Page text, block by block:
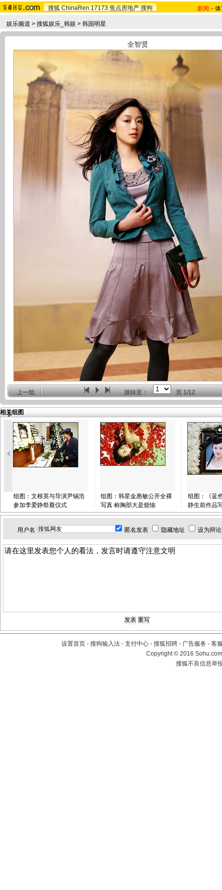
搜狐 ChinaRen 17173 焦点房地产 搜狗 新闻 -
娱乐频道 > 搜狐娱乐_韩娱 > 韩国明星
全智贤
上一组 跳转至： 页1/12
相关组图
组图：文根英与导演尹锡浩
参加李爱静祭奠仪式
组图：韩星金惠敏公开全裸
写真 称胸部大是烦恼
组图：《蓝
静生前作品
用户名 匿名发表 隐藏地址 设为辩
设置首页 - 搜狗输入法 - 支付中心 - 搜狐招聘 - 广告服务 - 客
Copyright©2016
搜狐不良信息举